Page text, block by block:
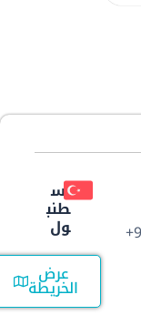
اس
طنب
ول
عرض
الخريطة